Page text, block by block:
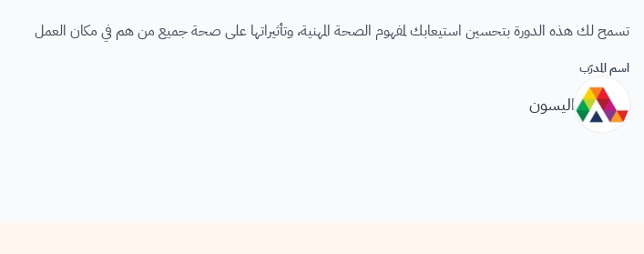
تسمح لك هذه الدورة بتحسين استيعابك لمفهوم الصحة المهنية، وتأثيراتها على صحة جميع من هم في مكان العمل
اسم المدرّب
اليسون